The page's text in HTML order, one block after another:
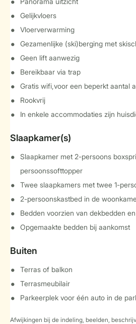
Gelijkvloers
Vloerverwarming
Gezamenlijke (ski)berging met
Geen lift aanwezig
Bereikbaar via trap
Gratis wifi,voor een beperkt aantal
Rookvrij
In enkele accommodaties zijn
Slaapkamer(s)
Slaapkamer met 2-persoons
persoonssofttopper
Twee slaapkamers met twee 1-
2-persoonskastbed in de
Bedden voorzien van dekbedden
Opgemaakte bedden bij aankomst
Buiten
Terras of balkon
Terrasmeubilair
Parkeerplek voor één auto in de
Afwijkingen bij de indeling, beelden,